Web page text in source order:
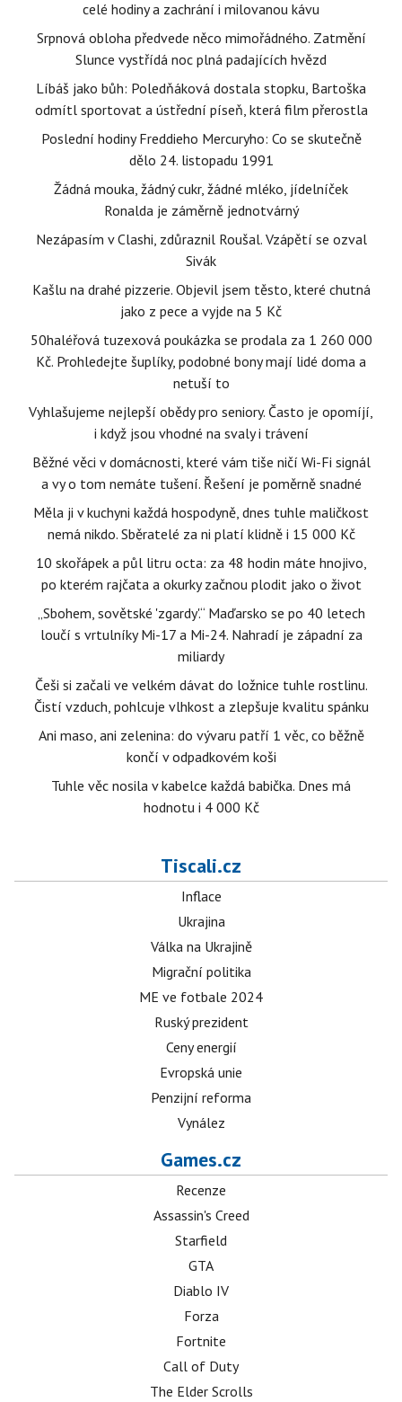
celé hodiny a zachrání i milovanou kávu
Srpnová obloha předvede něco mimořádného. Zatmění
Slunce vystřídá noc plná padajících hvězd
Líbáš jako bůh: Poledňáková dostala stopku, Bartoška
odmítl sportovat a ústřední píseň, která film přerostla
Poslední hodiny Freddieho Mercuryho: Co se skutečně
dělo 24. listopadu 1991
Žádná mouka, žádný cukr, žádné mléko, jídelníček
Ronalda je záměrně jednotvárný
Nezápasím v Clashi, zdůraznil Roušal. Vzápětí se ozval
Sivák
Kašlu na drahé pizzerie. Objevil jsem těsto, které chutná
jako z pece a vyjde na 5 Kč
50haléřová tuzexová poukázka se prodala za 1 260 000
Kč. Prohledejte šuplíky, podobné bony mají lidé doma a
netuší to
Vyhlašujeme nejlepší obědy pro seniory. Často je opomíjí,
i když jsou vhodné na svaly i trávení
Běžné věci v domácnosti, které vám tiše ničí Wi-Fi signál
a vy o tom nemáte tušení. Řešení je poměrně snadné
Měla ji v kuchyni každá hospodyně, dnes tuhle maličkost
nemá nikdo. Sběratelé za ni platí klidně i 15 000 Kč
10 skořápek a půl litru octa: za 48 hodin máte hnojivo,
po kterém rajčata a okurky začnou plodit jako o život
„Sbohem, sovětské 'zgardy'.“ Maďarsko se po 40 letech
loučí s vrtulníky Mi-17 a Mi-24. Nahradí je západní za
miliardy
Češi si začali ve velkém dávat do ložnice tuhle rostlinu.
Čistí vzduch, pohlcuje vlhkost a zlepšuje kvalitu spánku
Ani maso, ani zelenina: do vývaru patří 1 věc, co běžně
končí v odpadkovém koši
Tuhle věc nosila v kabelce každá babička. Dnes má
hodnotu i 4 000 Kč
Tiscali.cz
Inflace
Ukrajina
Válka na Ukrajině
Migrační politika
ME ve fotbale 2024
Ruský prezident
Ceny energií
Evropská unie
Penzijní reforma
Vynález
Games.cz
Recenze
Assassin's Creed
Starfield
GTA
Diablo IV
Forza
Fortnite
Call of Duty
The Elder Scrolls